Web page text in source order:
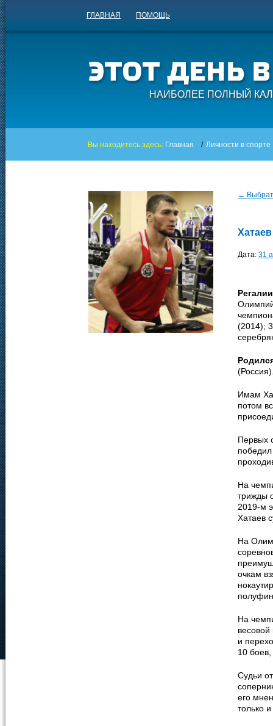
ГЛАВНАЯ ПОМОЩЬ
НАИБОЛЕЕ ПОЛНЫЙ
Вы находитесь здесь: Главная / Личности в спорте
←
Дата: 31
Регалии
(2014);
Имам
потом
Первых
На
трижды
2019-м
Хатаев
На
очкам
На
и
10
Судьи
его
только